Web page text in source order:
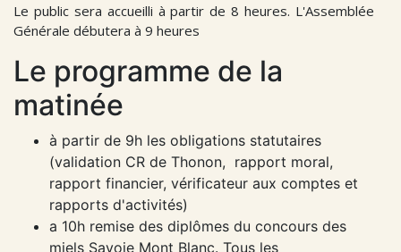
Le public sera accueilli à partir de 8 heures. L'Assemblée
Générale débutera à 9 heures
Le programme de la
matinée
à partir de 9h les obligations statutaires
(validation CR de Thonon, rapport moral,
rapport financier, vérificateur aux comptes et
rapports d'activités)
a 10h remise des diplômes du concours des
miels Savoie Mont Blanc. Tous les